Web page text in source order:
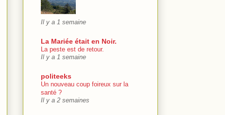
Il y a 1 semaine
La Mariée était en Noir.
La peste est de retour.
Il y a 1 semaine
politeeks
Un nouveau coup foireux sur la
santé ?
Il y a 2 semaines